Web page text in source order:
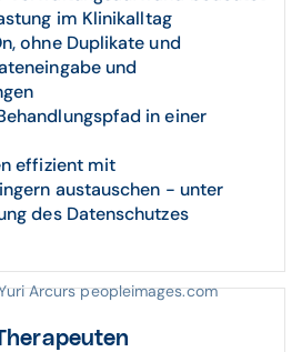
im Klinikalltag
ohne Duplikate und
und
in einer
effizient mit
austauschen - unter
des Datenschutzes
Arcurs peopleimages.com